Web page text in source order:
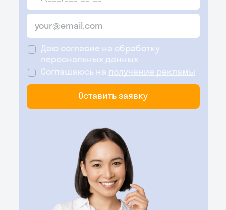
Даю согласие на обработку
персональных данных
Соглашаюсь на получение рекламы
Оставить заявку